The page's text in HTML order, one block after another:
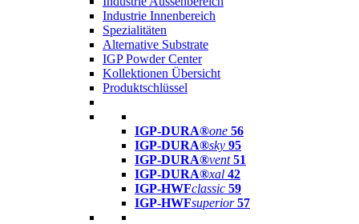
Industrie Innenbereich
Spezialitäten
Alternative Substrate
IGP Powder Center
Kollektionen Übersicht
Produktschlüssel
IGP-DURA®one 56
IGP-DURA®sky 95
IGP-DURA®vent 51
IGP-DURA®xal 42
IGP-HWFclassic 59
IGP-HWFsuperior 57